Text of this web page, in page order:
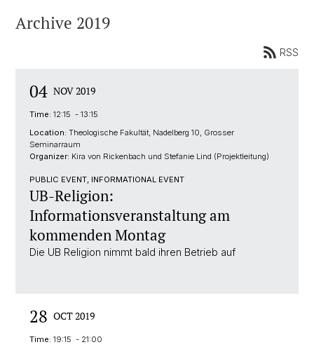
Archive 2019
RSS
04 NOV 2019
Time: 12:15 - 13:15
Location: Theologische Fakultät, Nadelberg 10, Grosser
Seminarraum
Organizer: Kira von Rickenbach und Stefanie Lind (Projektleitung)
PUBLIC EVENT, INFORMATIONAL EVENT
UB-Religion:
Informationsveranstaltung am
kommenden Montag
Die UB Religion nimmt bald ihren Betrieb auf
28 OCT 2019
Time: 19:15 - 21:00